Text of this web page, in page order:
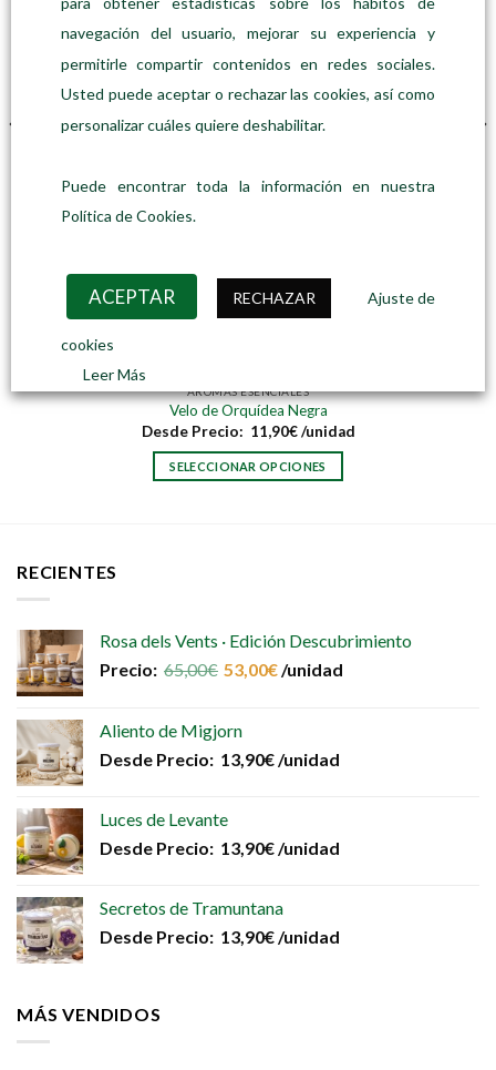
AROMAS ESENCIALES
Velo de Orquídea Negra
Desde Precio: 11,90€ /unidad
SELECCIONAR OPCIONES
pueden
página
RECIENTES
Rosa dels Vents · Edición Descubrimiento
Precio: 65,00€ 53,00€/unidad
Aliento de Migjorn
Desde Precio: 13,90€/unidad
Luces de Levante
Desde Precio: 13,90€/unidad
Secretos de Tramuntana
Desde Precio: 13,90€/unidad
MÁS VENDIDOS
navegación del usuario, mejorar su experiencia y
permitirle compartir contenidos en redes sociales.
Usted puede aceptar o rechazar las cookies, así como
personalizar cuáles quiere deshabilitar.
Puede encontrar toda la información en nuestra
Política de Cookies.
ACEPTAR RECHAZAR Ajuste de
cookies
Leer Más